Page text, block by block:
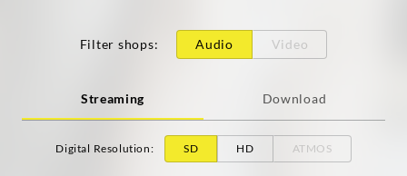
Filter shops: Audio Video
Streaming Download
Digital Resolution: SD HD ATMOS